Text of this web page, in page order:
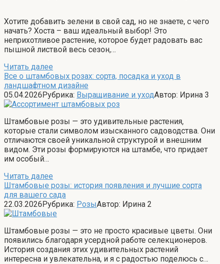
Хотите добавить зелени в свой сад, но не знаете, с чего
начать? Хоста – ваш идеальный выбор! Это
неприхотливое растение, которое будет радовать вас
пышной листвой весь сезон,…
Читать далее
Все о штамбовых розах: сорта, посадка и уход в
ландшафтном дизайне
05.04.2026Рубрика: Выращивание и уходАвтор: Ирина 3
Штамбовые розы — это удивительные растения,
которые стали символом изысканного садоводства. Они
отличаются своей уникальной структурой и внешним
видом. Эти розы формируются на штамбе, что придает
им особый…
Читать далее
Штамбовые розы: история появления и лучшие сорта
для вашего сада
22.03.2026Рубрика: РозыАвтор: Ирина 2
Штамбовые розы — это не просто красивые цветы. Они
появились благодаря усердной работе селекционеров.
История создания этих удивительных растений
интересна и увлекательна, и я с радостью поделюсь с…